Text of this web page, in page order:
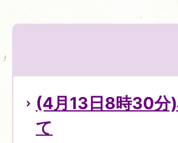
(4月13日8時30分
て